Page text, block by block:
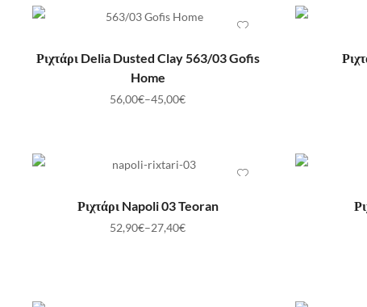
ΕΠΙΛΟΓΉ
Ριχτάρι Delia Dusted Clay 563/03 Gofis
Home
45,00€
–
56,00€
ΕΠΙΛΟΓΉ
Ριχτάρι Napoli 03 Teoran
27,40€
–
52,90€